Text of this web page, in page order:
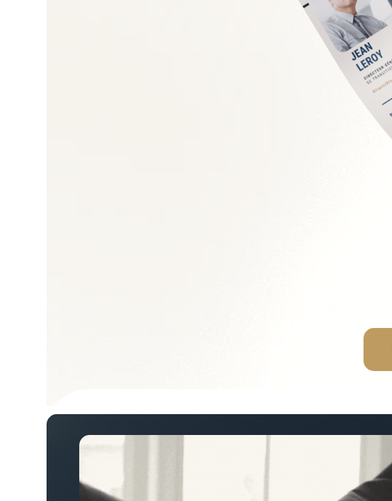
Conformité fiscale et juridique
Restructuration financière